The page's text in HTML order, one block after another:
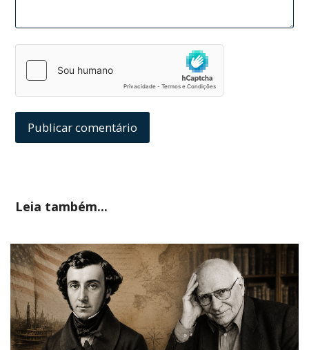
Leia também...